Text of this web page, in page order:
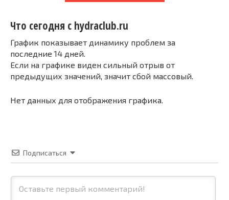
Что сегодня с hydraclub.ru
График показывает динамику проблем за
последние 14 дней.
Если на графике виден сильный отрыв от
предыдущих значений, значит сбой массовый.
Нет данных для отображения графика.
Подписаться